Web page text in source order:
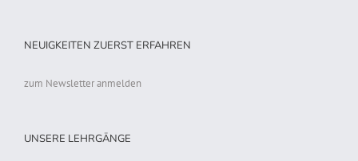
NEUIGKEITEN ZUERST ERFAHREN
zum Newsletter anmelden
UNSERE LEHRGÄNGE